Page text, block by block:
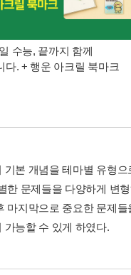
수능, 끝까지 함께
다. + 행운 아크릴 북마크
기본 개념을 테마별 유형
한 문제들을 다양하게 변
마지막으로 중요한 문제
가능할 수 있게 하였다.